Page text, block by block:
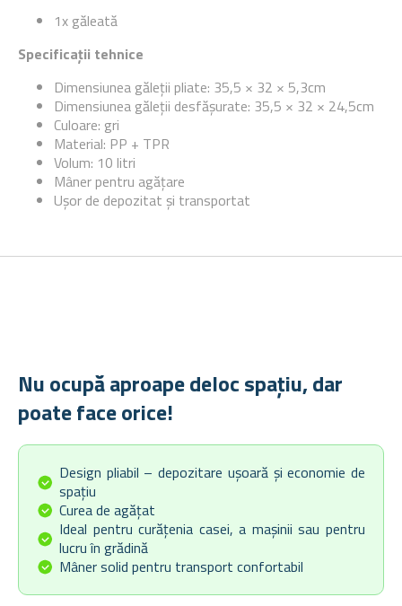
1x găleată
Specificații tehnice
Dimensiunea găleții pliate: 35,5 × 32 × 5,3cm
Dimensiunea găleții desfășurate: 35,5 × 32 × 24,5cm
Culoare: gri
Material: PP + TPR
Volum: 10 litri
Mâner pentru agățare
Ușor de depozitat și transportat
Nu ocupă aproape deloc spațiu, dar
poate face orice!
Design pliabil – depozitare ușoară și economie de
spațiu
Curea de agățat
Ideal pentru curățenia casei, a mașinii sau pentru
lucru în grădină
Mâner solid pentru transport confortabil